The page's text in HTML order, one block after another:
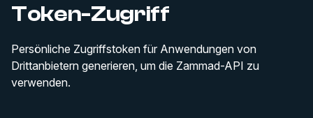
Token-Zugriff
Persönliche Zugriffstoken für Anwendungen von
Drittanbietern generieren, um die Zammad-API zu
verwenden.